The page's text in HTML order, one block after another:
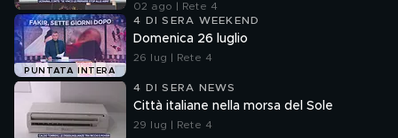
02 ago | Rete 4
PUNTATA INTERA
4 DI SERA WEEKEND
Domenica 26 luglio
26 lug | Rete 4
4 DI SERA NEWS
Città italiane nella morsa del Sole
29 lug | Rete 4